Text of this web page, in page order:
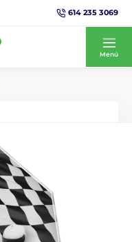
614 235 3069
Menú